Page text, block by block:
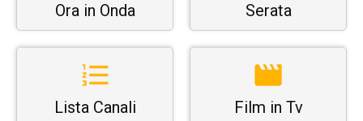
Ora in Onda Serata
Lista Canali Film in Tv